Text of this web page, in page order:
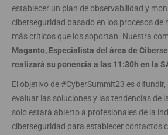
establecer un plan de observabilidad y
ciberseguridad basado en los procesos de
más críticos que los soportan. Nuestra
Maganto, Especialista del área de
realizará su ponencia a las 11:30h en la
El objetivo de #CyberSummit23 es
evaluar las soluciones y las tendencias de
solo estará abierto a profesionales de la
ciberseguridad para establecer contactos